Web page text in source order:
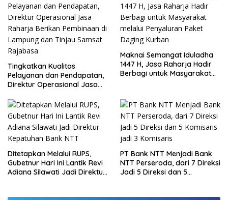
Tingkatkan Kualitas
Pelayanan dan Pendapatan,
Direktur Operasional Jasa
di Lampung dan Tinjau
Samsat Rajabasa
Maknai Semangat Iduladha
1447 H, Jasa Raharja Hadir
Berbagi untuk Masyarakat
Ditetapkan Melalui RUPS,
Gubetnur Hari Ini Lantik Revi
Adiana Silawati Jadi Direktur
PT Bank NTT Menjadi Bank
NTT Perseroda, dari 7 Direksi
Jadi 5 Direksi dan 5